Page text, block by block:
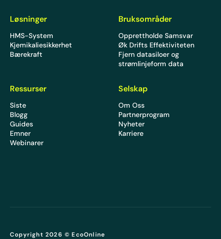
Løsninger
HMS-System
Kjemikaliesikkerhet
Bærekraft
Bruksområder
Opprettholde Samsvar
Øk Drifts Effektiviteten
Fjern datasiloer og
strømlinjeform data
Ressurser
Siste
Blogg
Guides
Emner
Webinarer
Selskap
Om Oss
Partnerprogram
Nyheter
Karriere
Copyright 2026 © EcoOnline